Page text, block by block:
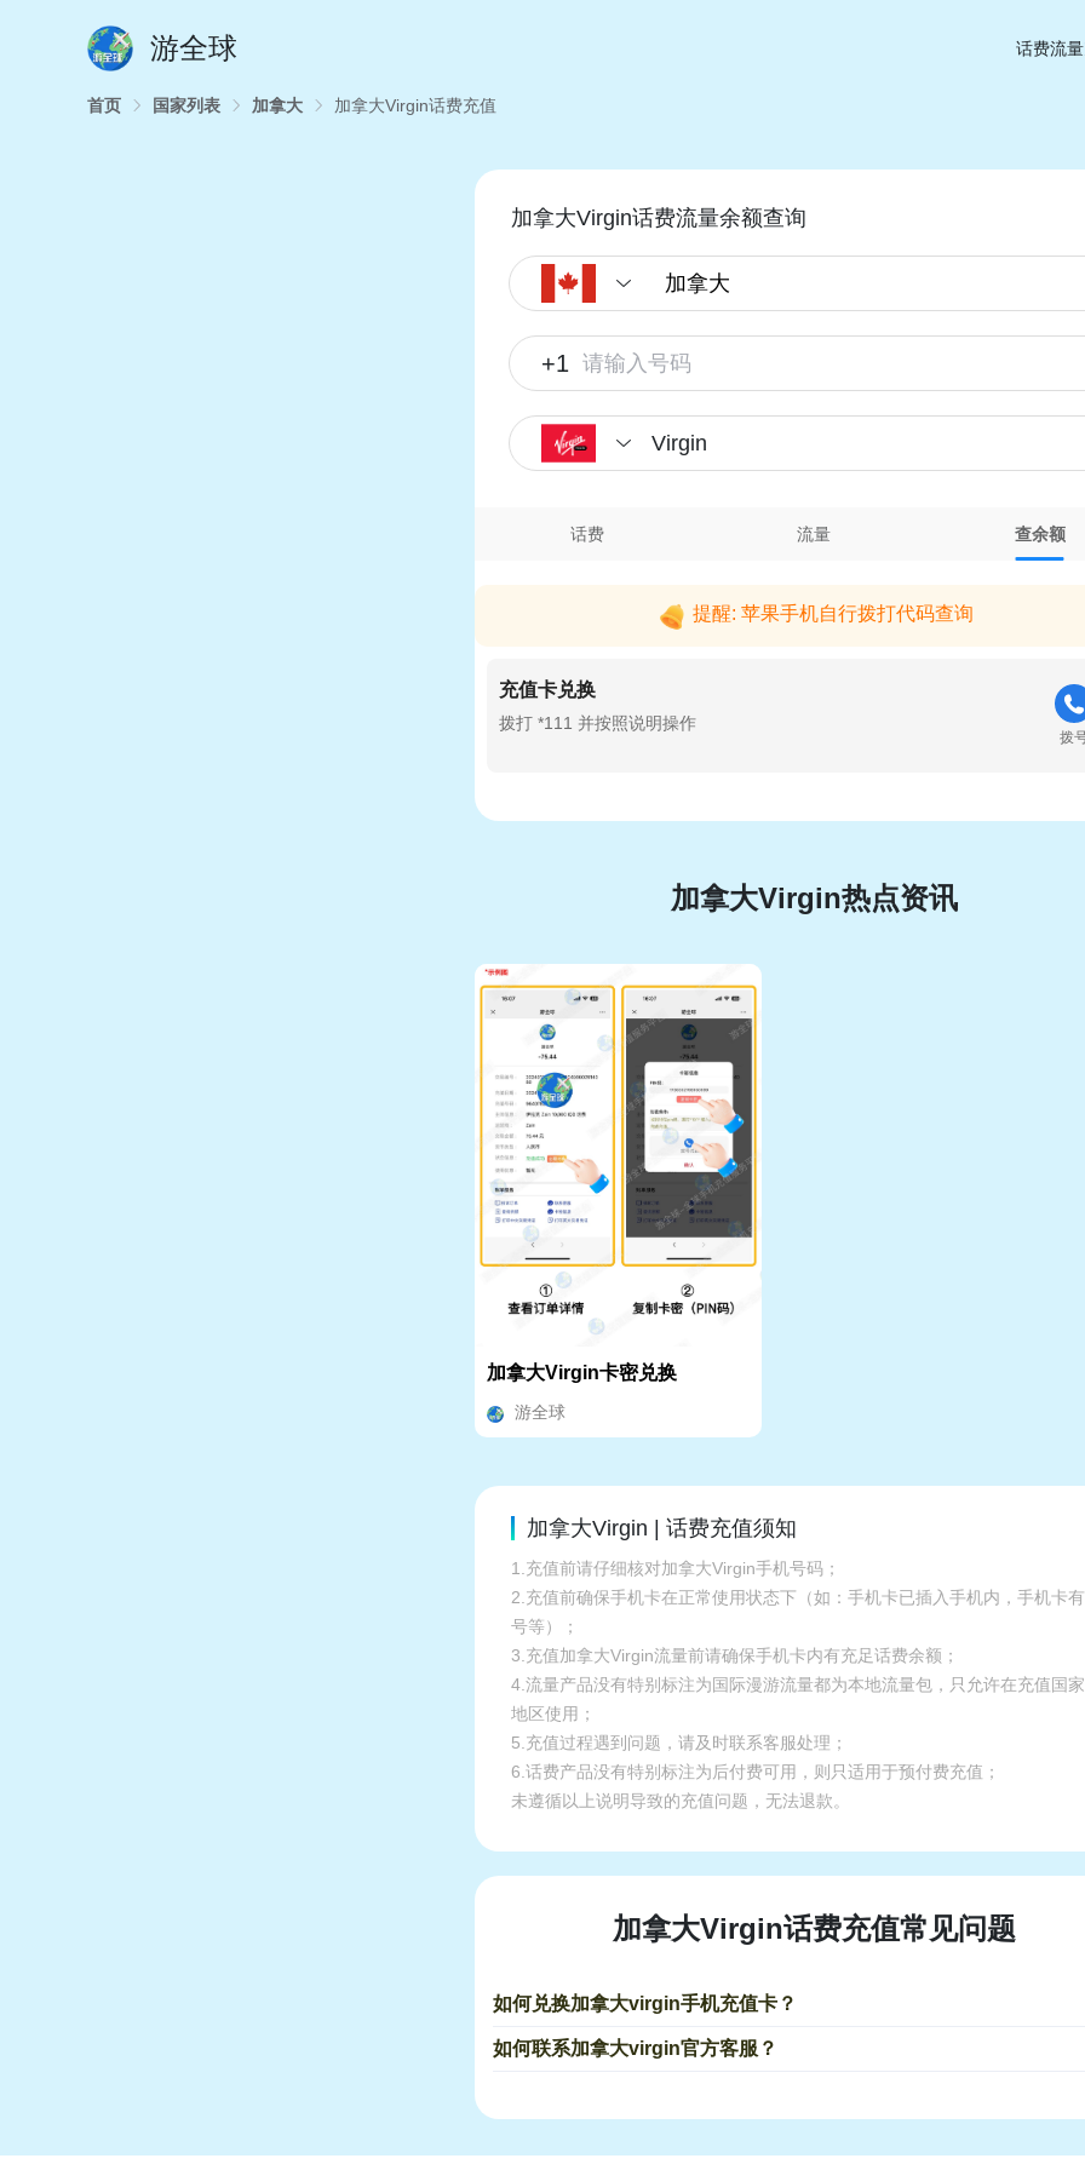
游全球 话费流
首页 国家列表 加拿大 加拿大Virgin话费充值
加拿大Virgin话费流量余额查询
+1
Virgin
话费 流量 查余额
提醒: 苹果手机自行拨打代码查询
充值卡兑换
拨打 *111 并按照说明操作
拨
加拿大Virgin热点资讯
加拿大Virgin卡密兑换
游全球
加拿大Virgin | 话费充值须知
1.充值前请仔细核对加拿大Virgin手机号码；
2.充值前确保手机卡在正常使用状态下（如：手机卡已插入手机内，手机卡
号等）；
3.充值加拿大Virgin流量前请确保手机卡内有充足话费余额；
4.流量产品没有特别标注为国际漫游流量都为本地流量包，只允许在充值国
地区使用；
5.充值过程遇到问题，请及时联系客服处理；
6.话费产品没有特别标注为后付费可用，则只适用于预付费充值；
未遵循以上说明导致的充值问题，无法退款。
加拿大Virgin话费充值常见问题
如何兑换加拿大virgin手机充值卡？
如何联系加拿大virgin官方客服？